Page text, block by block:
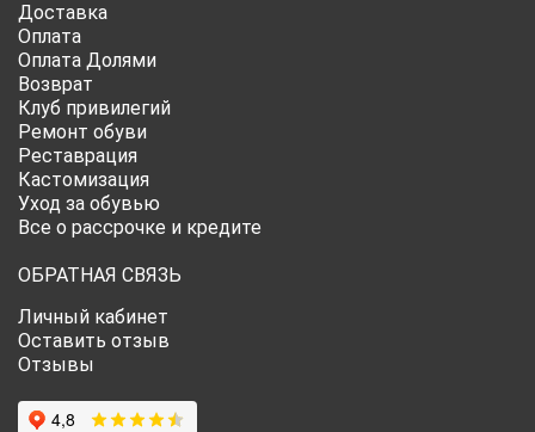
Доставка
Оплата
Оплата Долями
Возврат
Клуб привилегий
Ремонт обуви
Реставрация
Кастомизация
Уход за обувью
Все о рассрочке и кредите
ОБРАТНАЯ СВЯЗЬ
Личный кабинет
Оставить отзыв
Отзывы